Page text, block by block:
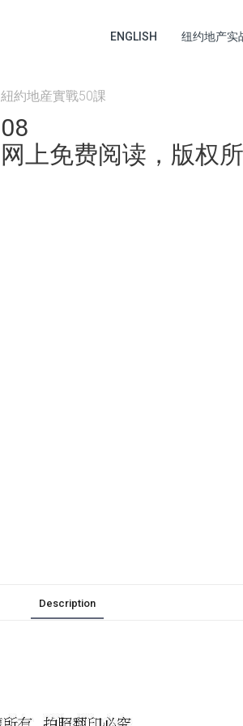
ENGLISH 纽约地产实
紐約地産實戰50課
08
网上免费阅读，版权
Description